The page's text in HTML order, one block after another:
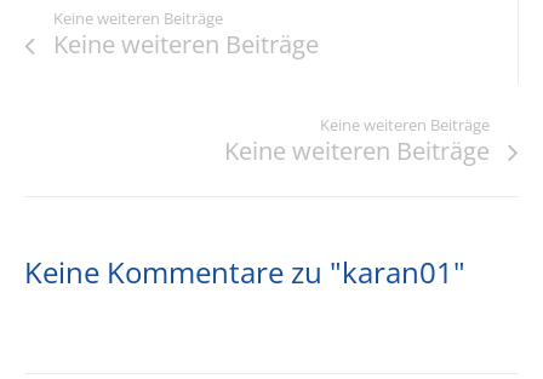
Keine weiteren Beiträge
Keine weiteren Beiträge
Keine weiteren Beiträge
Keine weiteren Beiträge
Keine Kommentare zu "karan01"